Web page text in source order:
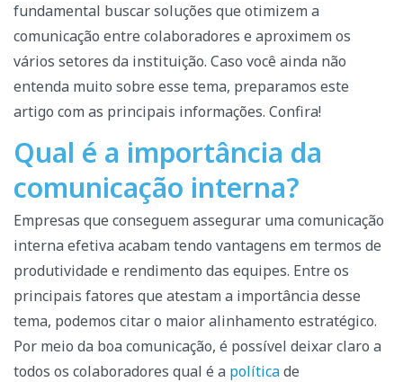
fundamental buscar soluções que otimizem a
comunicação entre colaboradores e aproximem os
vários setores da instituição. Caso você ainda não
entenda muito sobre esse tema, preparamos este
artigo com as principais informações. Confira!
Qual é a importância da
comunicação interna?
Empresas que conseguem assegurar uma comunicação
interna efetiva acabam tendo vantagens em termos de
produtividade e rendimento das equipes. Entre os
principais fatores que atestam a importância desse
tema, podemos citar o maior alinhamento estratégico.
Por meio da boa comunicação, é possível deixar claro a
todos os colaboradores qual é a políticade